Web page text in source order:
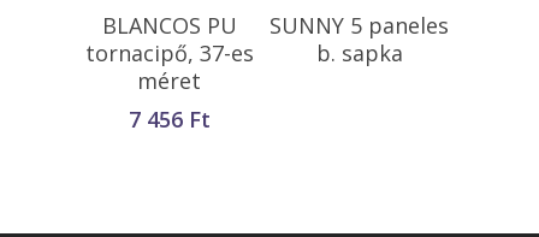
Kosárba
Teszem
BLANCOS PU
tornacipő, 37-es
méret
7 456 Ft
Tovább Olvasom
SUNNY 5 paneles
b. sapka